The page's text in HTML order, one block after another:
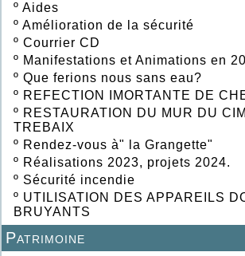
º Aides
º Amélioration de la sécurité
º Courrier CD
º Manifestations et Animations en
º Que ferions nous sans eau?
º REFECTION IMORTANTE DE
º RESTAURATION DU MUR DU
TREBAIX
º Rendez-vous à" la Grangette"
º Réalisations 2023, projets 2024.
º Sécurité incendie
º UTILISATION DES APPAREILS
BRUYANTS
Patrimoine